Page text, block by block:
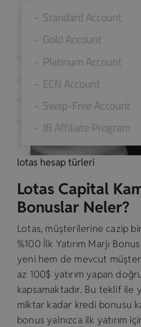
lotas hesap türleri
Lotas Capital
Bonuslar Neler?
Lotas, müşterilerine cazip
%100 İlk Yatırım Marjı
yeni hem de mevcut
az 100$ yatırım yapan
kapsamaktadır. Bu teklif ile
miktar kadar kredi bonusu
bonus yalnızca ilk yatırım